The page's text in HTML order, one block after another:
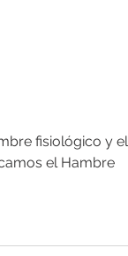
fisiológico y el
el Hambre